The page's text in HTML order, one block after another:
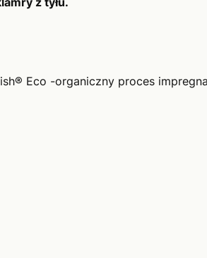
Eco -organiczny proces